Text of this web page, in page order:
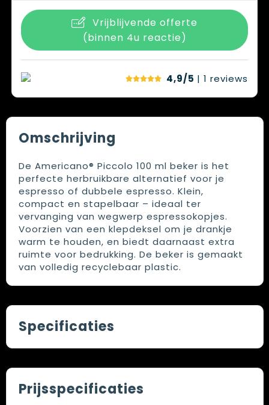
Vrijblijvende offerte
(binnen 4u reactie)
4,9/5 | 1 reviews
Omschrijving
De Americano® Piccolo 100 ml beker is het
perfecte herbruikbare alternatief voor je
espresso of dubbele espresso. Klein,
compact en stapelbaar – ideaal ter
vervanging van wegwerp espressokopjes.
Voorzien van een klepdeksel om je drankje
warm te houden, en biedt daarnaast extra
ruimte voor bedrukking. De beker is gemaakt
van volledig recyclebaar plastic.
Specificaties
Prijsspecificaties